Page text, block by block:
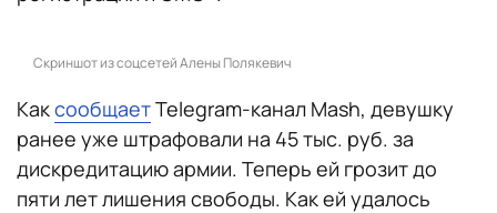
Скриншот из соцсетей Алены Полякевич
КаксообщаетTelegram-канал Mash, девушку
ранее уже штрафовали на 45 тыс. руб. за
дискредитацию армии. Теперь ей грозит до
пяти лет лишения свободы. Как ей удалось